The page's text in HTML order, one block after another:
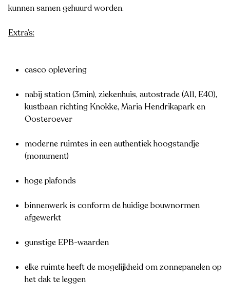
kunnen samen gehuurd worden.
Extra’s:
casco oplevering
nabij station (3min), ziekenhuis, autostrade (A11, E40),
kustbaan richting Knokke, Maria Hendrikapark en
Oosteroever
moderne ruimtes in een authentiek hoogstandje
(monument)
hoge plafonds
binnenwerk is conform de huidige bouwnormen
afgewerkt
gunstige EPB-waarden
elke ruimte heeft de mogelijkheid om zonnepanelen op
het dak te leggen